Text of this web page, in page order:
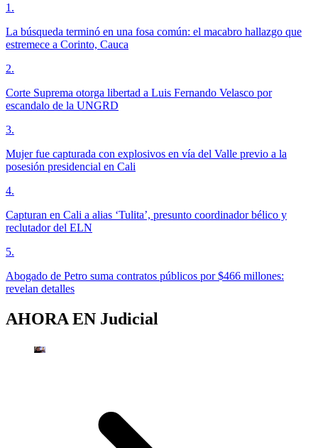
1 .
La búsqueda terminó en una fosa común: el macabro hallazgo que
estremece a Corinto, Cauca
2.
Corte Suprema otorga libertad a Luis Fernando Velasco por
escandalo de la UNGRD
3.
Mujer fue capturada con explosivos en vía del Valle previo a la
posesión presidencial en Cali
4.
Capturan en Cali a alias ‘Tulita’, presunto coordinador bélico y
reclutador del ELN
5.
Abogado de Petro suma contratos públicos por $466 millones:
revelan detalles
AHORA EN Judicial